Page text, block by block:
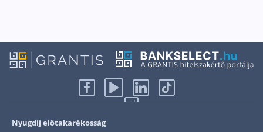
Blog
Lakásbiztosítás útmutató – Hogyan válassz?
Minősített Fogyasztóbarát Otthonbiztosítás
Nyugdíj előtakarékosság